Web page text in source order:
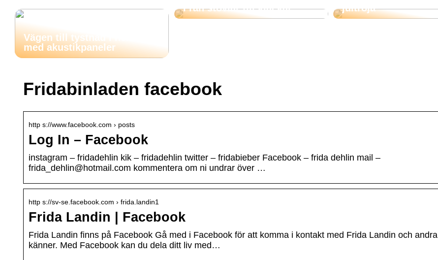
Vägen till tystnad i hemmet
med akustikpaneler
Från stövlar till klackar
jultröja
Fridabinladen facebook
http s://www.facebook.com › posts
Log In – Facebook
instagram – fridadehlin kik – fridadehlin twitter – fridabieber Facebook – frida dehlin mail –
frida_dehlin@hotmail.com kommentera om ni undrar över …
http s://sv-se.facebook.com › frida.landin1
Frida Landin | Facebook
Frida Landin finns på Facebook Gå med i Facebook för att komma i kontakt med Frida Landin och
känner. Med Facebook kan du dela ditt liv med…